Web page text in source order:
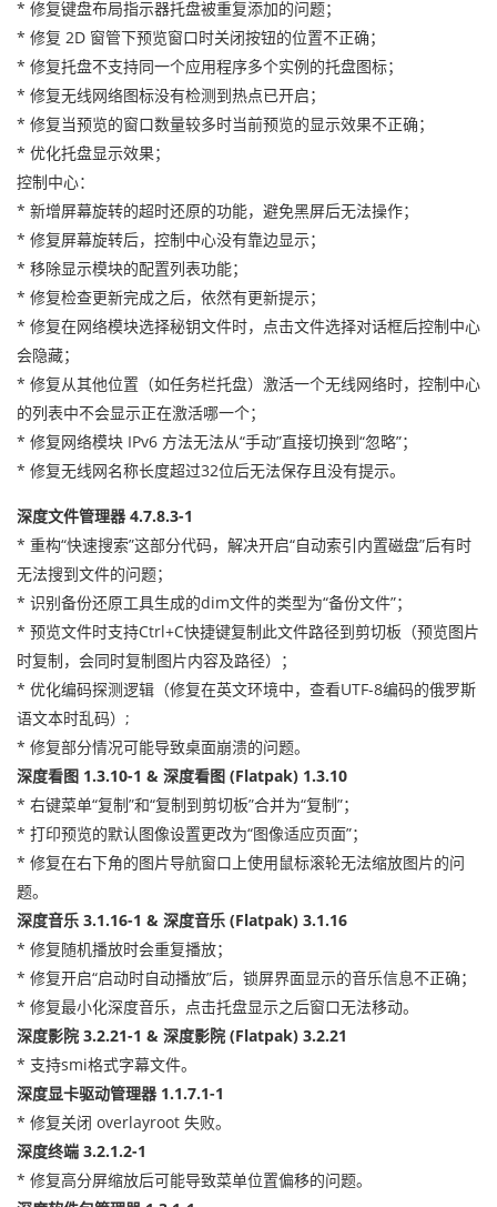
* 修复键盘布局指示器托盘被重复添加的问题；
* 修复 2D 窗管下预览窗口时关闭按钮的位置不正确；
* 修复托盘不支持同一个应用程序多个实例的托盘图标；
* 修复无线网络图标没有检测到热点已开启；
* 修复当预览的窗口数量较多时当前预览的显示效果不正确；
* 优化托盘显示效果；
控制中心：
* 新增屏幕旋转的超时还原的功能，避免黑屏后无法操作；
* 修复屏幕旋转后，控制中心没有靠边显示；
* 移除显示模块的配置列表功能；
* 修复检查更新完成之后，依然有更新提示；
* 修复在网络模块选择秘钥文件时，点击文件选择对话框后控制中心
会隐藏；
* 修复从其他位置（如任务栏托盘）激活一个无线网络时，控制中心
的列表中不会显示正在激活哪一个；
* 修复网络模块 IPv6 方法无法从“手动”直接切换到“忽略”；
* 修复无线网名称长度超过32位后无法保存且没有提示。
深度文件管理器 4.7.8.3-1
* 重构“快速搜索”这部分代码，解决开启“自动索引内置磁盘”后有时
无法搜到文件的问题；
* 识别备份还原工具生成的dim文件的类型为“备份文件”；
* 预览文件时支持Ctrl+C快捷键复制此文件路径到剪切板（预览图片
时复制，会同时复制图片内容及路径）；
* 优化编码探测逻辑（修复在英文环境中，查看UTF-8编码的俄罗斯
语文本时乱码）;
* 修复部分情况可能导致桌面崩溃的问题。
深度看图 1.3.10-1 & 深度看图 (Flatpak) 1.3.10
* 右键菜单“复制”和“复制到剪切板”合并为“复制”；
* 打印预览的默认图像设置更改为“图像适应页面”；
* 修复在右下角的图片导航窗口上使用鼠标滚轮无法缩放图片的问
题。
深度音乐 3.1.16-1 & 深度音乐 (Flatpak) 3.1.16
* 修复随机播放时会重复播放；
* 修复开启“启动时自动播放”后，锁屏界面显示的音乐信息不正确；
* 修复最小化深度音乐，点击托盘显示之后窗口无法移动。
深度影院 3.2.21-1 & 深度影院 (Flatpak) 3.2.21
* 支持smi格式字幕文件。
深度显卡驱动管理器 1.1.7.1-1
* 修复关闭 overlayroot 失败。
深度终端 3.2.1.2-1
* 修复高分屏缩放后可能导致菜单位置偏移的问题。